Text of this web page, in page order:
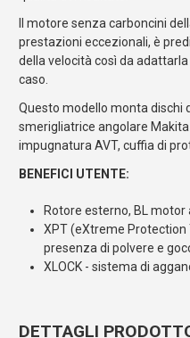
Il motore senza carboncini
prestazioni eccezionali, è
della velocità così da
caso.
Questo modello monta dischi
smerigliatrice angolare
impugnatura AVT, cuffia di
BENEFICI UTENTE:
Rotore esterno, BL
XPT (eXtreme
presenza di polvere e
XLOCK - sistema di
DETTAGLI